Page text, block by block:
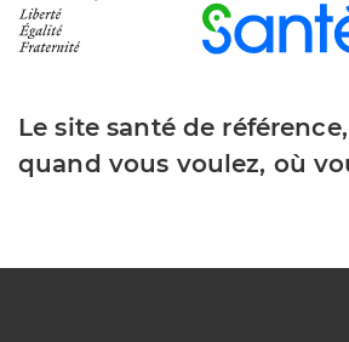
Le site santé de
quand vous voulez, où